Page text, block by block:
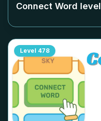
Connect Word level
Level 478